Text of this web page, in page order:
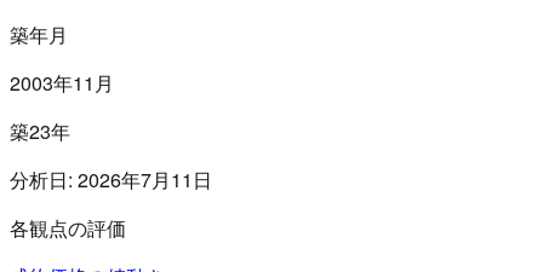
築年月
2003年11月
築23年
分析日: 2026年7月11日
各観点の評価